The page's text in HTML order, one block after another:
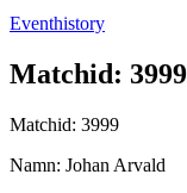
Eventhistory
Matchid:
Matchid: 3999
Namn: Johan Arvald